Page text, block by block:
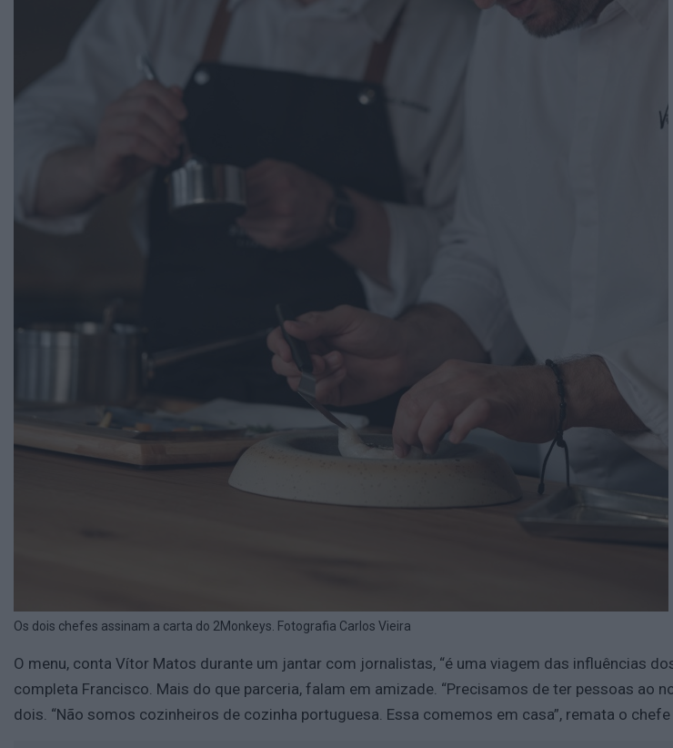
Os dois chefes assinam a carta do 2Monkeys. Fotografia Carlos Vieira
O menu, conta Vítor Matos durante um jantar com jornalistas, “é uma viagem das influências
completa Francisco. Mais do que parceria, falam em amizade. “Precisamos de ter pessoas ao
dois. “Não somos cozinheiros de cozinha portuguesa. Essa comemos em casa”, remata o